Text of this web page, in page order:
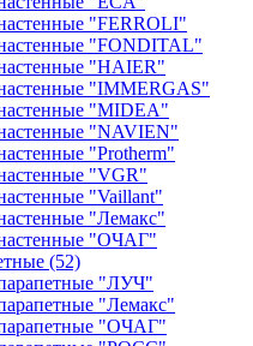
"FERROLI"
"FONDITAL"
"HAIER"
"IMMERGAS"
"MIDEA"
"NAVIEN"
"Protherm"
"VGR"
"Vaillant"
"Лемакс"
"ОЧАГ"
(52)
"ЛУЧ"
"Лемакс"
"ОЧАГ"